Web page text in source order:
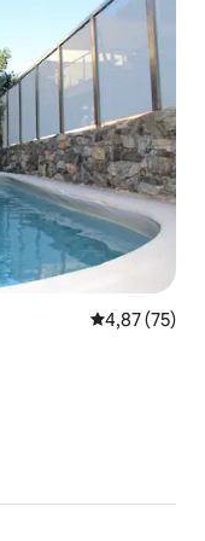
Évaluation
4,87 (75)